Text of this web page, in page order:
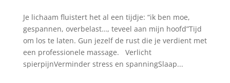
Je lichaam fluistert het al een tijdje: “ik ben moe,
gespannen, overbelast…, teveel aan mijn hoofd”Tijd
om los te laten. Gun jezelf de rust die je verdient met
een professionele massage. Verlicht
spierpijnVerminder stress en spanningSlaap...